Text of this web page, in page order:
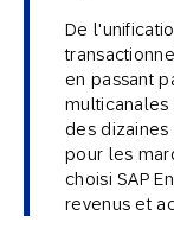
De
en passant
des
pour les
choisi SAP
revenus et